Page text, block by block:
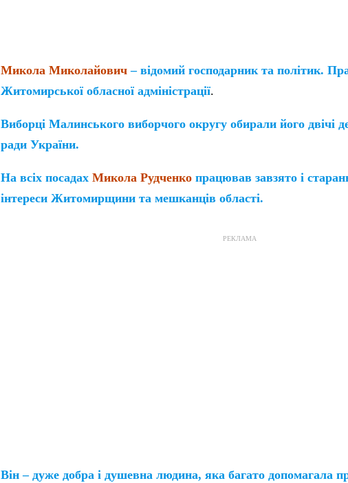
Микола Миколайович – відомий господарник та політик.
Житомирської обласної адміністрації.
Виборці Малинського виборчого округу обирали його двічі
ради України.
На всіх посадах Микола Рудченко працював завзято і
інтереси Житомирщини та мешканців області.
РЕКЛАМА
Він – дуже добра і душевна людина, яка багато допомагала